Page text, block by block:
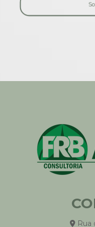
Responsabilidade
Transição Energética
Impacto Social e Valor
Due Diligence
Créditos de Carbono
Inventário GEE e
Rua